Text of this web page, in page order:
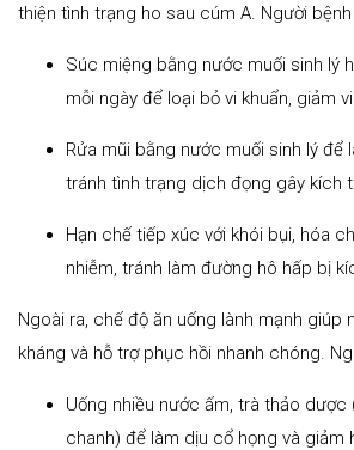
thiện tình trạng ho sau cúm A. Người bệnh
Súc miệng bằng nước muối sinh lý
mỗi ngày để loại bỏ vi khuẩn, giảm
Rửa mũi bằng nước muối sinh lý để
tránh tình trạng dịch đọng gây kích
Hạn chế tiếp xúc với khói bụi, hóa
nhiễm, tránh làm đường hô hấp bị
Ngoài ra, chế độ ăn uống lành mạnh giúp
kháng và hỗ trợ phục hồi nhanh chóng.
Uống nhiều nước ấm, trà thảo dược
chanh) để làm dịu cổ họng và giảm